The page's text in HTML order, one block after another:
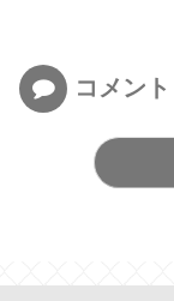
コメント